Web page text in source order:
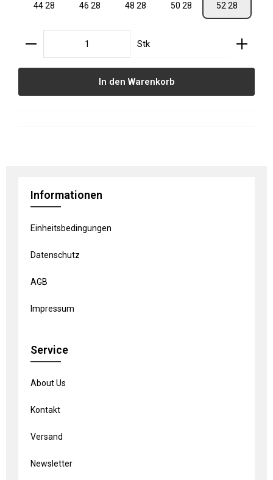
44 28 46 28 48 28 50 28 52 28
Produkt Anzahl: Gib den gewünschten Wert ein
Stk
In den Warenkorb
Informationen
Einheitsbedingungen
Datenschutz
AGB
Impressum
Service
About Us
Kontakt
Versand
Newsletter